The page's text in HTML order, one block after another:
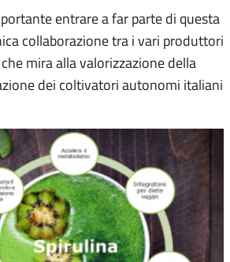
entrare a far parte di questa
collaborazione tra i vari produttori
mira alla valorizzazione della
dei coltivatori autonomi italiani